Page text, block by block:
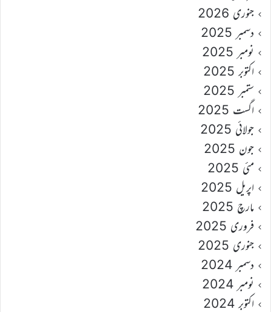
جنوری 2026
دسمبر 2025
نومبر 2025
اکتوبر 2025
ستمبر 2025
اگست 2025
جولائی 2025
جون 2025
مئی 2025
اپریل 2025
مارچ 2025
فروری 2025
جنوری 2025
دسمبر 2024
نومبر 2024
اکتوبر 2024